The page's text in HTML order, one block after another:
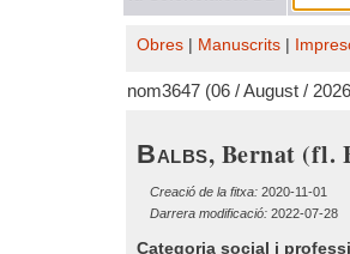
Obres Manuscrits
nom3647 (06 / August /
Balbs, Bernat (fl.
Creació de la fitxa: 2020-11-01
Darrera modificació: 2022-07-28
Categoria social i